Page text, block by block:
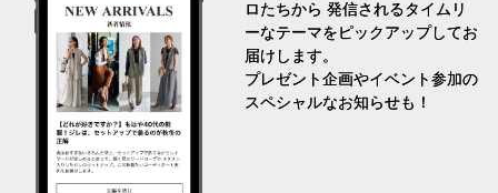
ロたちから 発信されるタイムリ
ーなテーマをピックアップしてお
届けします。
プレゼント企画やイベント参加の
スペシャルなお知らせも！